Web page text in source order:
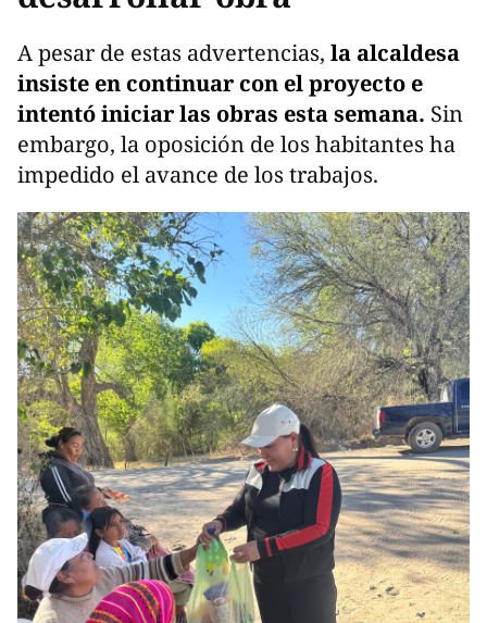
A pesar de estas advertencias, la alcaldesa
insiste en continuar con el proyecto e
intentó iniciar las obras esta semana. Sin
embargo, la oposición de los habitantes ha
impedido el avance de los trabajos.